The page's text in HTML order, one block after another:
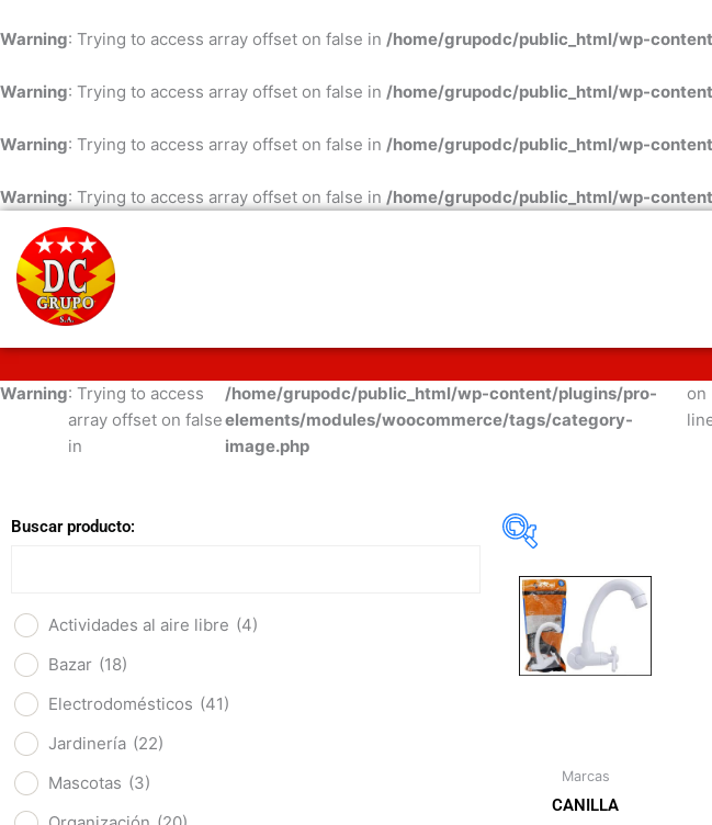
Warning: Trying to access array offset on false in /home/grupodc/public_html/wp-
Warning: Trying to access array offset on false in /home/grupodc/public_html/wp-
Warning: Trying to access array offset on false in /home/grupodc/public_html/wp-
Warning: Trying to access array offset on false in /home/grupodc/public_html/wp-
al
Warning: Trying to access
array offset on false
in
/home/grupodc/public_html/wp-content/plugins/pro-
elements/modules/woocommerce/tags/category-
image.php
on
Buscar producto:
Actividades al aire libre (4)
Bazar (18)
Electrodomésticos (41)
Jardinería (22)
Mascotas (3)
Marcas
CANILLA